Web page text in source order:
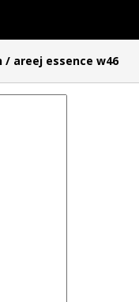
/ areej essence w46